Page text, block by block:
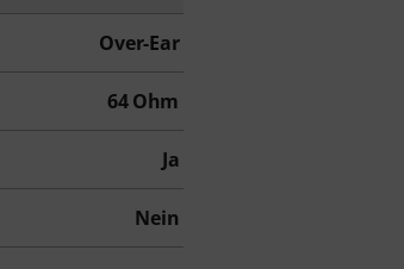
Over-Ear
64 Ohm
Ja
Nein